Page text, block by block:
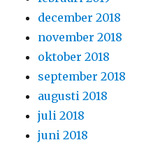
december 2018
november 2018
oktober 2018
september 2018
augusti 2018
juli 2018
juni 2018